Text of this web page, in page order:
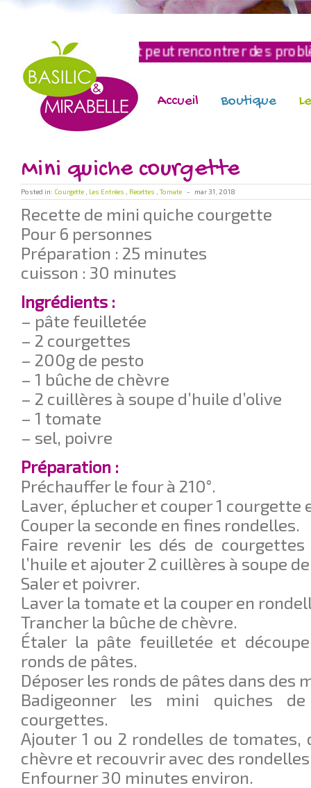
Accueil Boutique
peut rencontrer des problèmes
Mini quiche courgette
Posted in: Courgette Les Entrées Recettes ,Tomate - mar 31, 2018
Recette de mini quiche courgette
Pour 6 personnes
Préparation : 25 minutes
cuisson : 30 minutes
Ingrédients :
– pâte feuilletée
– 2 courgettes
– 200g de pesto
– 1 bûche de chèvre
– 2 cuillères à soupe d’huile d’olive
– 1 tomate
– sel, poivre
Préparation :
Préchauffer le four à 210°.
Laver, éplucher et couper 1 courgette
Couper la seconde en fines rondelles.
Faire revenir les dés de
l’huile et ajouter 2 cuillères à soupe
Saler et poivrer.
Laver la tomate et la couper en
Trancher la bûche de chèvre.
Étaler la pâte feuilletée et
ronds de pâtes.
Déposer les ronds de pâtes dans des
Badigeonner les mini quiches
courgettes.
Ajouter 1 ou 2 rondelles de tomates,
chèvre et recouvrir avec des
Enfourner 30 minutes environ.